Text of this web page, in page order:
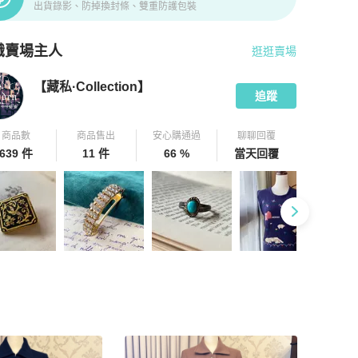
出貨錄影、防掉換封條、雙重防護包裝
賣場主人
拍拍圈嚴選賣家 介紹
逛逛賣場
【藏私·Collection】
追蹤
商品數
件
商品售出
11 件
安心購通過
66 %
聊聊回覆
當天回覆